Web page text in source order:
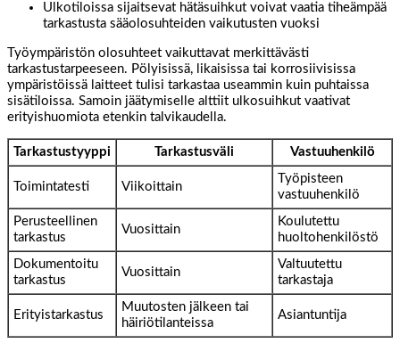
Ulkotiloissa sijaitsevat hätäsuihkut voivat vaatia tiheämpää
tarkastusta sääolosuhteiden vaikutusten vuoksi
Työympäristön olosuhteet vaikuttavat merkittävästi
tarkastustarpeeseen. Pölyisissä, likaisissa tai korrosiivisissa
ympäristöissä laitteet tulisi tarkastaa useammin kuin puhtaissa
sisätiloissa. Samoin jäätymiselle alttiit ulkosuihkut vaativat
erityishuomiota etenkin talvikaudella.
Tarkastustyyppi Tarkastusväli Vastuuhenkilö
Toimintatesti Viikoittain
Työpisteen
vastuuhenkilö
Perusteellinen
tarkastus
Vuosittain
Koulutettu
huoltohenkilöstö
Dokumentoitu
tarkastus
Vuosittain
Valtuutettu
tarkastaja
Erityistarkastus
Muutosten jälkeen tai
häiriötilanteissa
Asiantuntija